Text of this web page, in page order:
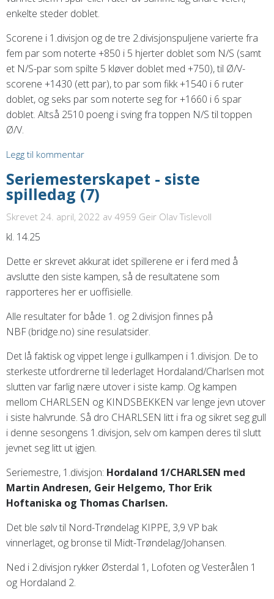
enkelte steder doblet.
Scorene i 1.divisjon og de tre 2.divisjonspuljene varierte fra
fem par som noterte +850 i 5 hjerter doblet som N/S (samt
et N/S-par som spilte 5 kløver doblet med +750), til Ø/V-
scorene +1430 (ett par), to par som fikk +1540 i 6 ruter
doblet, og seks par som noterte seg for +1660 i 6 spar
doblet. Altså 2510 poeng i sving fra toppen N/S til toppen
Ø/V.
Legg til kommentar
Seriemesterskapet - siste
spilledag (7)
Skrevet 24. april, 2022 av 4959 Geir Olav Tislevoll
kl. 14.25
Dette er skrevet akkurat idet spillerene er i ferd med å
avslutte den siste kampen, så de resultatene som
rapporteres her er uoffisielle.
Alle resultater for både 1. og 2.divisjon finnes på
NBF (bridge.no) sine resulatsider.
Det lå faktisk og vippet lenge i gullkampen i 1.divisjon. De to
sterkeste utfordrerne til lederlaget Hordaland/Charlsen mot
slutten var farlig nære utover i siste kamp. Og kampen
mellom CHARLSEN og KINDSBEKKEN var lenge jevn utover
i siste halvrunde. Så dro CHARLSEN litt i fra og sikret seg gull
i denne sesongens 1.divisjon, selv om kampen deres til slutt
jevnet seg litt ut igjen.
Seriemestre, 1.divisjon: Hordaland 1/CHARLSEN med
Martin Andresen, Geir Helgemo, Thor Erik
Hoftaniska og Thomas Charlsen.
Det ble sølv til Nord-Trøndelag KIPPE, 3,9 VP bak
vinnerlaget, og bronse til Midt-Trøndelag/Johansen.
Ned i 2.divisjon rykker Østerdal 1, Lofoten og Vesterålen 1
og Hordaland 2.